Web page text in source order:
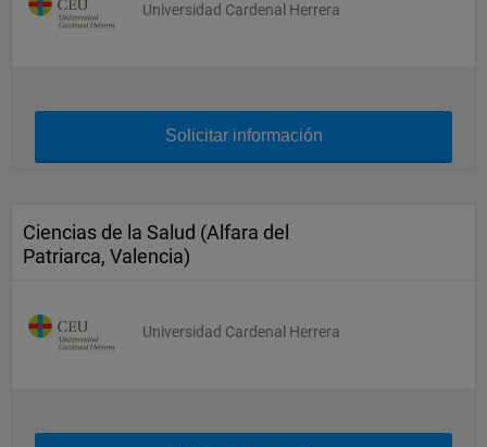
Universidad Cardenal Herrera
Solicitar información
Ciencias de la Salud (Alfara del
Patriarca, Valencia)
Universidad Cardenal Herrera